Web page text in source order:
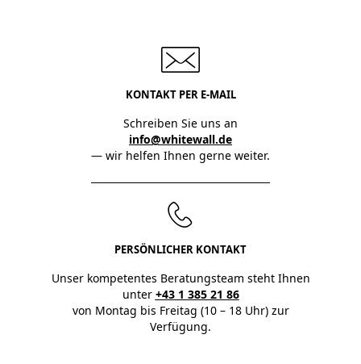
KONTAKT PER E-MAIL
Schreiben Sie uns an
info@whitewall.de
— wir helfen Ihnen gerne weiter.
PERSÖNLICHER KONTAKT
Unser kompetentes Beratungsteam steht Ihnen
unter +43 1 385 21 86
von Montag bis Freitag (10 – 18 Uhr) zur
Verfügung.